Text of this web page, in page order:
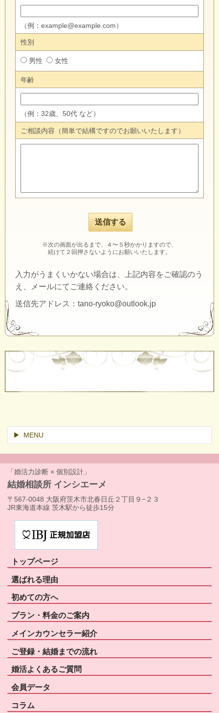
（例：example@example.com）
性別
男性 女性
年齢
（例：32歳、50代 など）
ご相談内容（簡単で結構ですのでお願いいたします）
※次の画面が出るまで、４〜５秒かかりますので、
続けて２回押さないようにお願いいたします。
入力がうまくいかない場合は、上記内容をご確認のう
え、メールにてご連絡ください。
送信先アドレス：tano-ryoko@outlook.jp
MENU
「婚活力診断 × 個別設計」
結婚相談所 インシエーメ
〒567-0048 大阪府茨木市北春日丘２丁目９−２３
JR東海道本線 茨木駅から徒歩15分
トップページ
選ばれる理由
初めての方へ
プラン・料金のご案内
メインカウンセラー紹介
ご登録・結婚までの流れ
婚活よくあるご質問
会員データ
コラム